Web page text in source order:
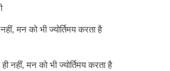
मन को भी ज्योर्तिमय करता है
नहीं, मन को भी ज्योर्तिमय करता है